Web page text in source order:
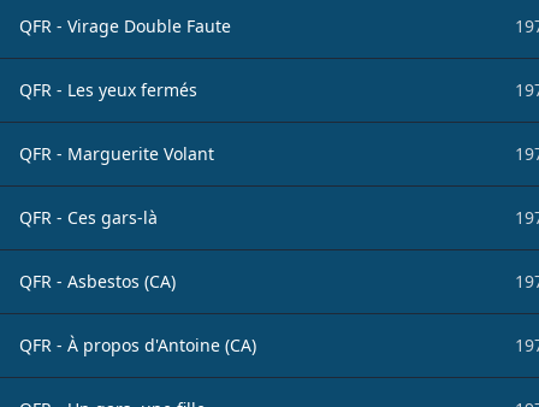
QFR - Virage Double Faute
QFR - Les yeux fermés
QFR - Marguerite Volant
QFR - Ces gars-là
QFR - Asbestos (CA)
QFR - À propos d'Antoine (CA)